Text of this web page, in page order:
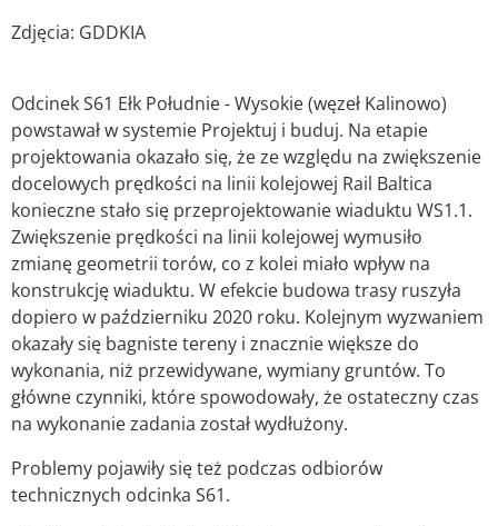
Zdjęcia: GDDKIA
Odcinek S61 Ełk Południe - Wysokie (węzeł Kalinowo)
powstawał w systemie Projektuj i buduj. Na etapie
projektowania okazało się, że ze względu na zwiększenie
docelowych prędkości na linii kolejowej Rail Baltica
konieczne stało się przeprojektowanie wiaduktu WS1.1.
Zwiększenie prędkości na linii kolejowej wymusiło
zmianę geometrii torów, co z kolei miało wpływ na
konstrukcję wiaduktu. W efekcie budowa trasy ruszyła
dopiero w październiku 2020 roku. Kolejnym wyzwaniem
okazały się bagniste tereny i znacznie większe do
wykonania, niż przewidywane, wymiany gruntów. To
główne czynniki, które spowodowały, że ostateczny czas
na wykonanie zadania został wydłużony.
Problemy pojawiły się też podczas odbiorów
technicznych odcinka S61.